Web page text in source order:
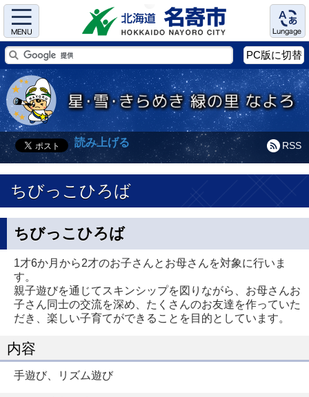
Menu Language
PC版に切替
RSS
読み上げる
ちびっこひろば
ちびっこひろば
1才6か月から2才のお子さんとお母さんを対象に行いま
す。
親子遊びを通じてスキンシップを図りながら、お母さんお
子さん同士の交流を深め、たくさんのお友達を作っていた
だき、楽しい子育てができることを目的としています。
内容
手遊び、リズム遊び